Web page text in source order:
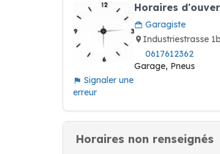
Signaler une
erreur
Horaires
Garagiste
Industriestrasse
0617612362
Garage, Pneus
Horaires non renseignés